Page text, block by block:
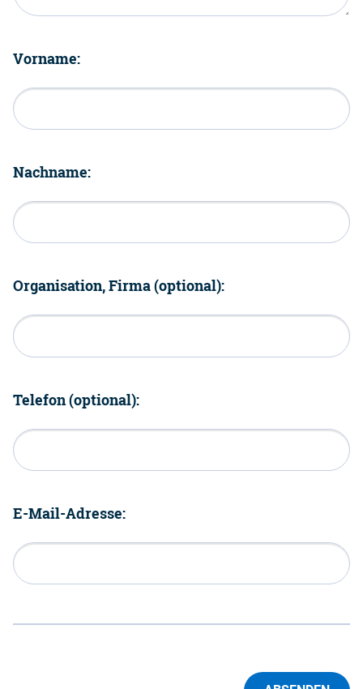
Vorname:
Nachname:
Organisation, Firma (optional):
Telefon (optional):
E-Mail-Adresse: